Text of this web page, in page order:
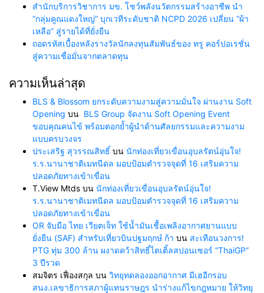
สำนักบริการวิชาการ มข. โชว์พลังนวัตกรรมสร้างอาชีพ นำ
“กลุ่มคูณแดงใหญ่” บุกเวทีระดับชาติ NCPD 2026 เปลี่ยน “ผ้า
เหลือ” สู่รายได้ที่ยั่งยืน
ถอดรหัสเบื้องหลังรางวัลนักลงทุนสัมพันธ์ของ ทรู คอร์ปอเรชั่น
สู่ความเชื่อมั่นจากตลาดทุน
ความเห็นล่าสุด
BLS & Blossom ยกระดับความงามสู่ความมั่นใจ ผ่านงาน Soft
Opening บน BLS Group จัดงาน Soft Opening Event
ขอบคุณคนไข้ พร้อมตอกย้ำผู้นำด้านศัลยกรรมและความงาม
แบบครบวงจร
ประเสริฐ สุวรรณสิทธิ์ บน นักท่องเที่ยวเขื่อนอุบลรัตน์อุ่นใจ!
ร.ร.นานาชาติเมทนีดล มอบป้อมตำรวจจุดที่ 16 เสริมความ
ปลอดภัยทางเข้าเขื่อน
T.View Mtds บน นักท่องเที่ยวเขื่อนอุบลรัตน์อุ่นใจ!
ร.ร.นานาชาติเมทนีดล มอบป้อมตำรวจจุดที่ 16 เสริมความ
ปลอดภัยทางเข้าเขื่อน
OR จับมือ ไทย เวียตเจ็ท ใช้น้ำมันเชื้อเพลิงอากาศยานแบบ
ยั่งยืน (SAF) สำหรับเที่ยวบินปฐมฤกษ์ ก้า บน สะเทือนวงการ!
PTG ทุ่ม 300 ล้าน ผงาดคว้าสิทธิ์ไตเติ้ลสปอนเซอร์ “ThaiGP”
3 ปีรวด
สมจิตร เฟื่องสกุล บน วิทยุทดลองออกอากาศ มีเฮอีกรอบ
สนง.เลขาธิการสภาผู้แทนราษฎร นำร่างแก้ไขกฎหมาย ให้วิทยุ